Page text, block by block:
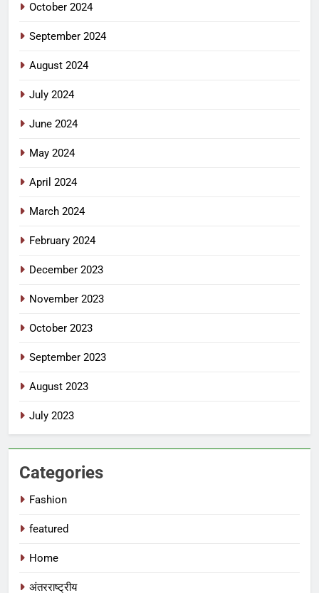
October 2024
September 2024
August 2024
July 2024
June 2024
May 2024
April 2024
March 2024
February 2024
December 2023
November 2023
October 2023
September 2023
August 2023
July 2023
Categories
Fashion
featured
Home
अंतरराष्ट्रीय